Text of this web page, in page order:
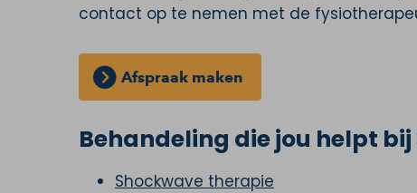
contact op te nemen met de
Afspraak maken
Behandeling die jou helpt
Shockwave therapie